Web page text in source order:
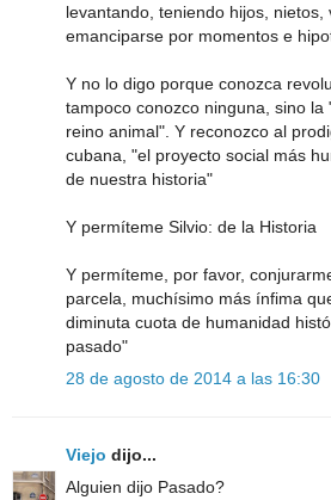
levantando, teniendo hijos, nietos,
emanciparse por momentos e
Y no lo digo porque conozca
tampoco conozco ninguna, sino la
reino animal". Y reconozco al
cubana, "el proyecto social más
de nuestra historia"
Y permíteme Silvio: de la Historia
Y permíteme, por favor,
parcela, muchísimo más ínfima
diminuta cuota de humanidad
pasado"
28 de agosto de 2014 a las 16:30
Viejo dijo...
Alguien dijo Pasado?